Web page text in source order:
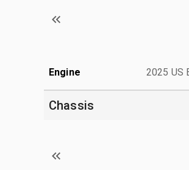
Engine 2025 US
Chassis